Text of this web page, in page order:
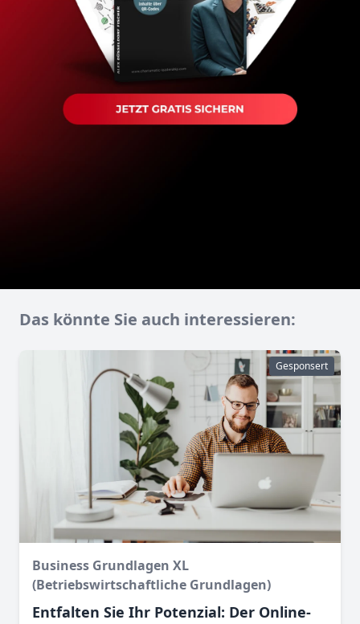
Das könnte Sie auch interessieren:
Gesponsert
Business Grundlagen XL
(Betriebswirtschaftliche Grundlagen)
Entfalten Sie Ihr Potenzial: Der Online-